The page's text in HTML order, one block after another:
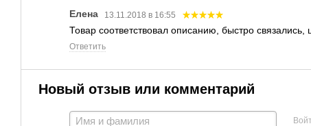
Елена 13.11.2018 в 16:55
Товар соответствовал описанию, быстро
Ответить
Новый отзыв или комментарий